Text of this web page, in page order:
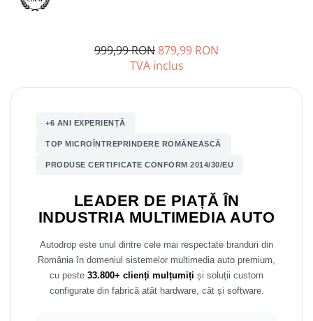
Mazda
Chrysler
Subaru
Rame adaptoare Kia
Rame adaptoare Alfa Romeo
Rame adaptoare Nissan
Rame adaptoare Chevrolet
Rame adaptoare Mitsubishi
Rame adaptoare Jeep
999,99 RON879,99 RON
TVA inclus
+6 ANI EXPERIENȚĂ
TOP MICROÎNTREPRINDERE ROMÂNEASCĂ
PRODUSE CERTIFICATE CONFORM 2014/30/EU
LEADER DE PIAȚĂ ÎN
INDUSTRIA MULTIMEDIA AUTO
Autodrop este unul dintre cele mai respectate branduri din
România în domeniul sistemelor multimedia auto premium,
cu peste 33.800+ clienți mulțumiți și soluții custom
configurate din fabrică atât hardware, cât și software.